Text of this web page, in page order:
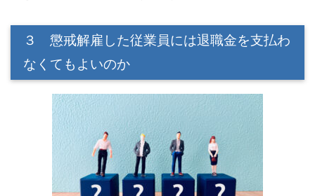
３ 懲戒解雇した従業員には退職金を支払わ
なくてもよいのか